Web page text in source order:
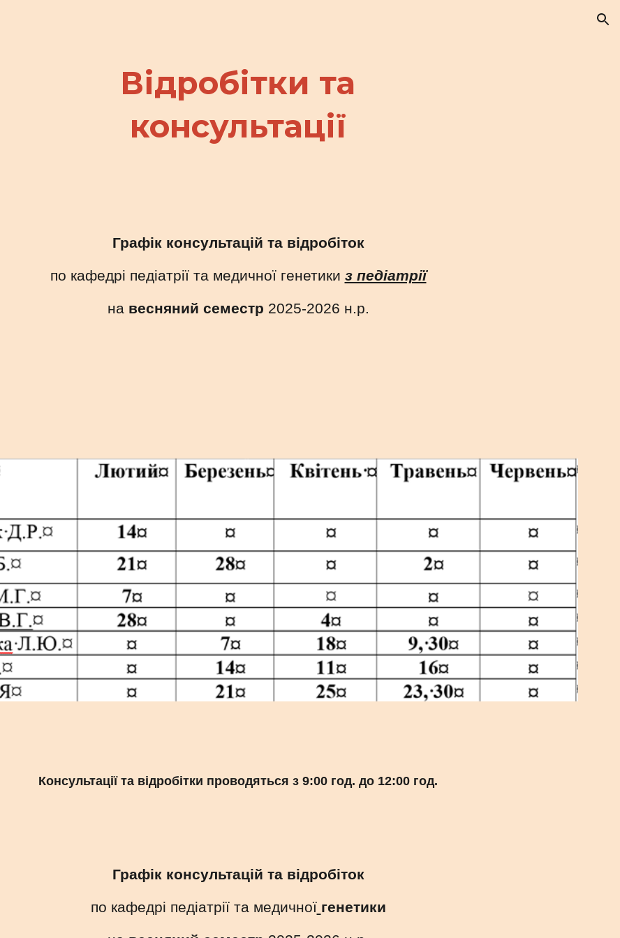
Відробітки та
консультації
Графік консультацій та відробіток
по кафедрі педіатрії та медичної генетики з педіатрії
на весняний семестр 2025-2026 н.р.
Консультації та відробітки проводяться з 9:00 год. до 12:00 год.
Графік консультацій та відробіток
по кафедрі педіатрії та медичної генетики